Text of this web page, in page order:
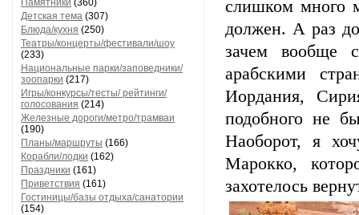
Памятники (360)
Детская тема (307)
Блюда/кухня (250)
Театры/концерты/фестивали/шоу
(233)
Национальные парки/заповедники/
зоопарки (217)
Игры/конкурсы/тесты/ рейтинги/
голосования (214)
Железные дороги/метро/трамваи
(190)
Планы/маршруты (166)
Корабли/лодки (162)
Праздники (161)
Приветствия (161)
Гостиницы/базы отдыха/санатории
(154)
слишком много
должен. А раз
зачем вообще
арабскими
Иордания,
подобного не
Наоборот, я
Марокко,
захотелось